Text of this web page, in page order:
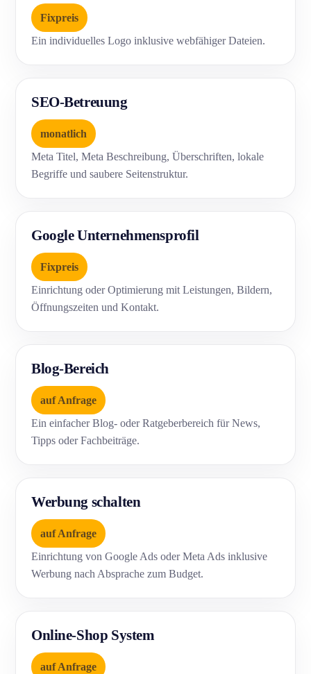
Fixpreis
Ein individuelles Logo inklusive webfähiger Dateien.
SEO-Betreuung
monatlich
Meta Titel, Meta Beschreibung, Überschriften, lokale
Begriffe und saubere Seitenstruktur.
Google Unternehmensprofil
Fixpreis
Einrichtung oder Optimierung mit Leistungen, Bildern,
Öffnungszeiten und Kontakt.
Blog-Bereich
auf Anfrage
Ein einfacher Blog- oder Ratgeberbereich für News,
Tipps oder Fachbeiträge.
Werbung schalten
auf Anfrage
Einrichtung von Google Ads oder Meta Ads inklusive
Werbung nach Absprache zum Budget.
Online-Shop System
auf Anfrage